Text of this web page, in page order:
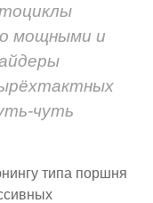
мощными и
чуть
типа поршня